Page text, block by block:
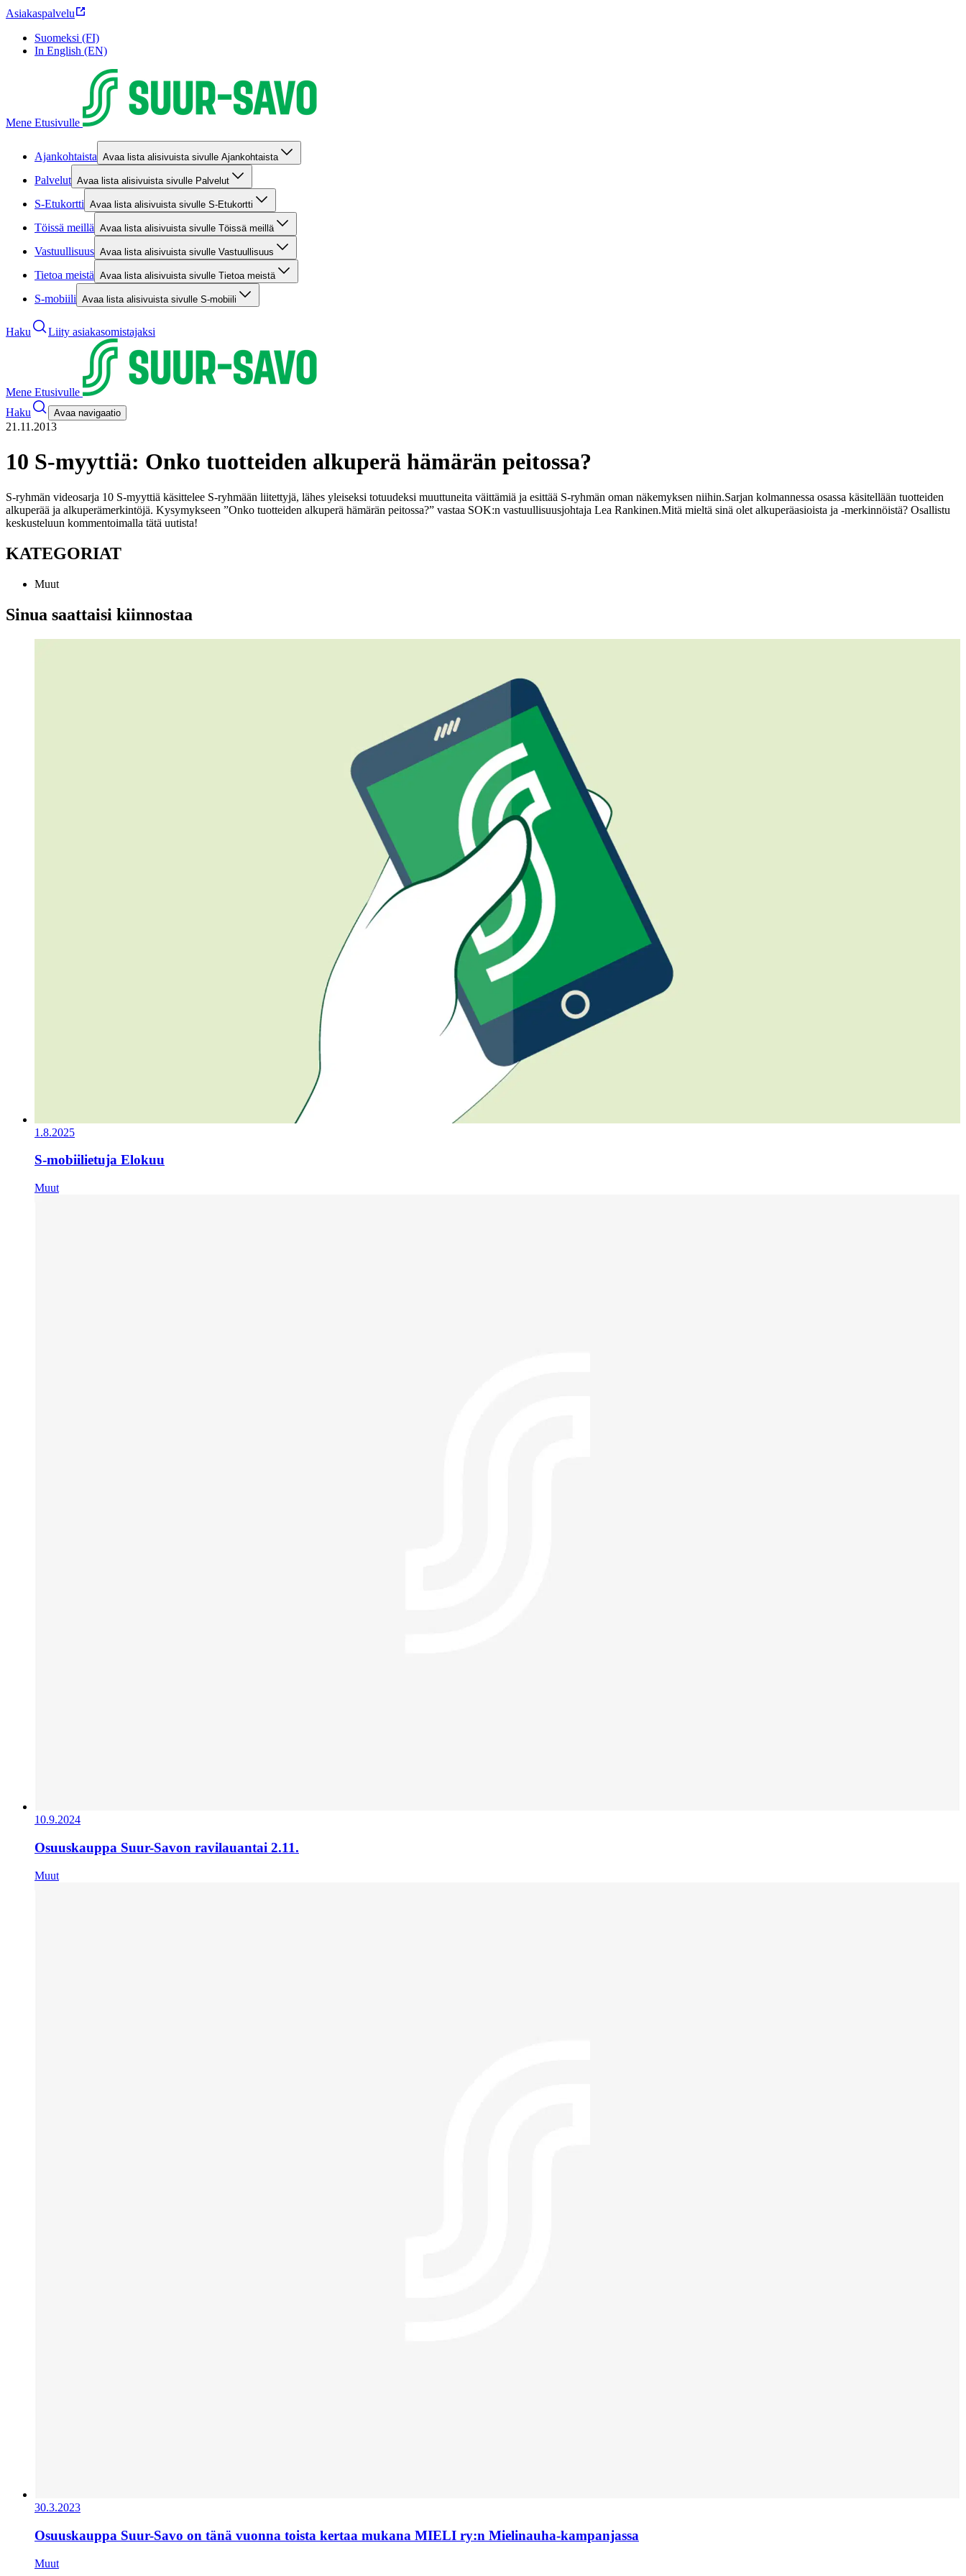
Asiakaspalvelu
Suomeksi (FI)
In English (EN)
Mene Etusivulle
Ajankohtaista Avaa lista alisivuista sivulle Ajankohtaista
Palvelut Avaa lista alisivuista sivulle Palvelut
S-Etukortti Avaa lista alisivuista sivulle S-Etukortti
Töissä meillä Avaa lista alisivuista sivulle Töissä meillä
Vastuullisuus Avaa lista alisivuista sivulle Vastuullisuus
Tietoa meistä Avaa lista alisivuista sivulle Tietoa meistä
S-mobiili Avaa lista alisivuista sivulle S-mobiili
Haku Liity asiakasomistajaksi
Mene Etusivulle
Haku
Avaa navigaatio
21.11.2013
10 S-myyttiä: Onko tuotteiden alkuperä hämärän peitossa?
S-ryhmän videosarja 10 S-myyttiä käsittelee S-ryhmään liitettyjä, lähes yleiseksi totuudeksi muuttuneita väittämiä ja esittää S-ryhmän oman näkemyksen niihin.Sarjan kolmannessa osassa käsitellään tuotteiden
alkuperää ja alkuperämerkintöjä. Kysymykseen ”Onko tuotteiden alkuperä hämärän peitossa?” vastaa SOK:n vastuullisuusjohtaja Lea Rankinen.Mitä mieltä sinä olet alkuperäasioista ja -merkinnöistä? Osallistu
keskusteluun kommentoimalla tätä uutista!
KATEGORIAT
Muut
Sinua saattaisi kiinnostaa
1.8.2025
S-mobiilietuja Elokuu
Muut
10.9.2024
Osuuskauppa Suur-Savon ravilauantai 2.11.
Muut
30.3.2023
Osuuskauppa Suur-Savo on tänä vuonna toista kertaa mukana MIELI ry:n Mielinauha-kampanjassa
Muut